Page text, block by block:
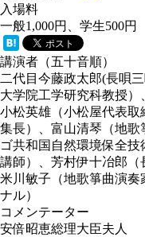
入場料
一般1,000円、学生500円
講演者（五十音順）
二代目今藤政太郎(長唄
大学院工学研究科教授）
小松英雄（小松屋代表
集長）、富山清琴（地歌
ゴ共和国自然環境保全
講師）、芳村伊十冶郎（
米川敏子（地歌箏曲演
ナル）
コメンテーター
安倍昭恵総理大臣夫人